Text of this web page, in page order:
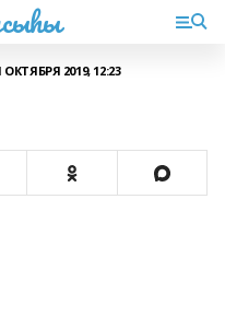
ОКТЯБРЯ 2019, 12:23